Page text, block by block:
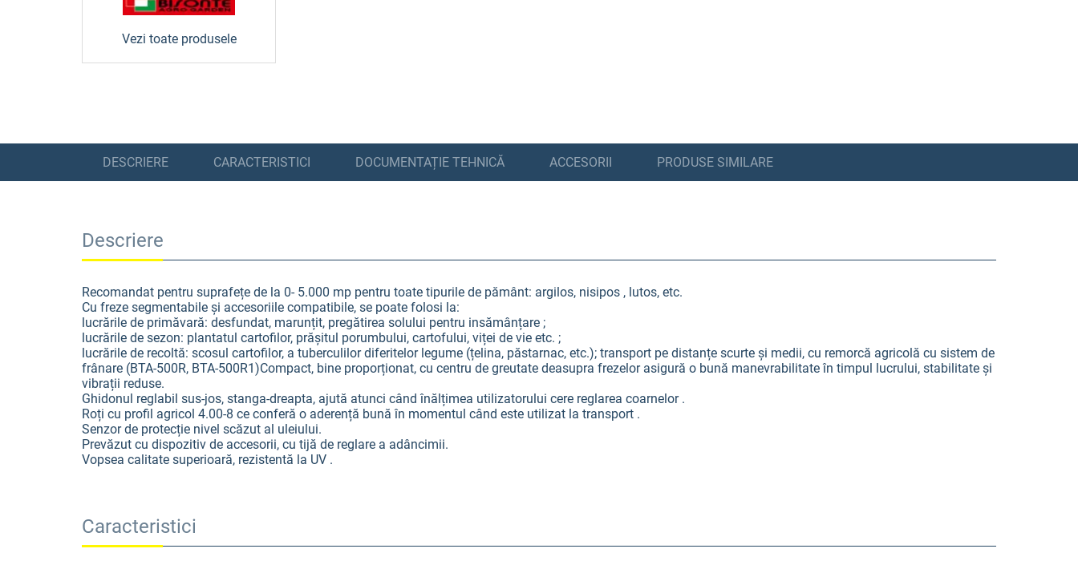
Vezi toate produsele
DESCRIERE CARACTERISTICI DOCUMENTAȚIE TEHNICĂ ACCESORII PRODUSE SIMILARE
Descriere
Recomandat pentru suprafețe de la 0- 5.000 mp pentru toate tipurile de pământ: argilos, nisipos , lutos, etc.
Cu freze segmentabile și accesoriile compatibile, se poate folosi la:
lucrările de primăvară: desfundat, marunțit, pregătirea solului pentru insămânțare ;
lucrările de sezon: plantatul cartofilor, prășitul porumbului, cartofului, viței de vie etc. ;
lucrările de recoltă: scosul cartofilor, a tuberculilor diferitelor legume (țelina, păstarnac, etc.); transport pe distanțe scurte și medii, cu remorcă agricolă cu sistem de
frânare (BTA-500R, BTA-500R1)Compact, bine proporționat, cu centru de greutate deasupra frezelor asigură o bună manevrabilitate în timpul lucrului, stabilitate și
vibrații reduse.
Ghidonul reglabil sus-jos, stanga-dreapta, ajută atunci când înălțimea utilizatorului cere reglarea coarnelor .
Roți cu profil agricol 4.00-8 ce conferă o aderență bună în momentul când este utilizat la transport .
Senzor de protecție nivel scăzut al uleiului.
Prevăzut cu dispozitiv de accesorii, cu tijă de reglare a adâncimii.
Vopsea calitate superioară, rezistentă la UV .
Caracteristici